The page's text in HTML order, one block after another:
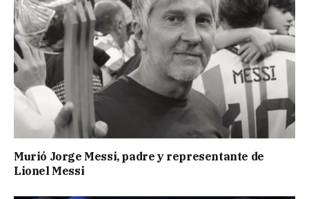
Murió Jorge Messi, padre y representante de
Lionel Messi